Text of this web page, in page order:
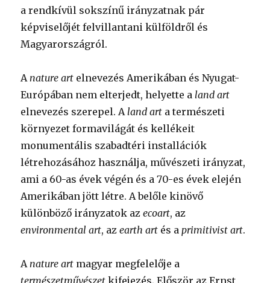
a rendkívül sokszínű irányzatnak pár
képviselőjét felvillantani külföldről és
Magyarországról.
Anature art elnevezés Amerikában és Nyugat-
Európában nem elterjedt, helyette aland art
elnevezés szerepel. Aland art a természeti
környezet formavilágát és kellékeit
monumentális szabadtéri installációk
létrehozásához használja, művészeti irányzat,
ami a 60-as évek végén és a 70-es évek elején
Amerikában jött létre. A belőle kinövő
különböző irányzatok azecoart, az
environmental art, azearth art és aprimitivist art.
Anature art magyar megfelelője a
természetművészet kifejezés. Először az Ernst